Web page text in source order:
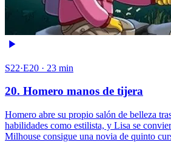
S22·E20 · 23 min
20. Homero manos de tijera
Homero abre su propio salón de belleza
habilidades como estilista, y Lisa se
Milhouse consigue una novia de quinto